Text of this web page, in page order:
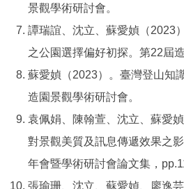
景觀學術研討會。
譚瑞誼、沈立、蘇愛媜（2023
之公園選擇偏好初探。第22屆
蘇愛媜（2023）。臺灣登山知
造園景觀學術研討會。
袁佩娟、陳翰萱、沈立、蘇愛
對景觀美質及訊息傳遞效果之
年會暨學術研討會論文集，
張瑜珊、沈立、蘇愛媜、廖逸